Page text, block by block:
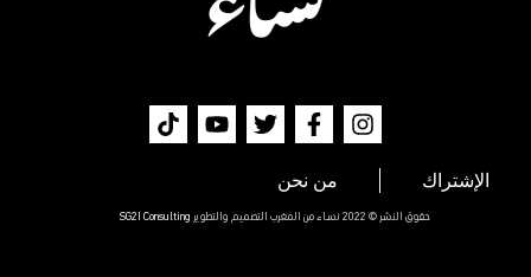
الإشتراك من نحن
حقوق النشر © 2022 نساء من المغرب التصميم والتطوير SG2I Consulting